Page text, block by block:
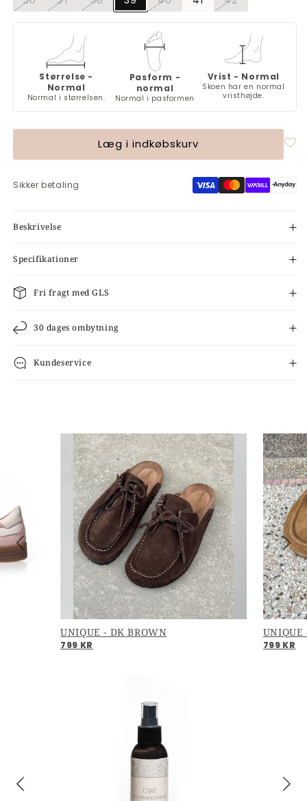
Varianten
utilgængelig
Varianten
eller
utilgængelig
Varianten
utilgængelig
Varianten
utilgængelig
Varianten
eller
utilgængelig
Størrelse -
Normal
Normal i størrelsen.
Pasform -
normal
Normal i pasformen
Vrist - Normal
Skoen har en normal
vristhøjde.
Læg i indkøbskurv
Sikker betaling
Beskrivelse
Specifikationer
Fri fragt med GLS
30 dages ombytning
Kundeservice
UNIQUE - DK BROWN
799 KR
UNIQUE
799 KR